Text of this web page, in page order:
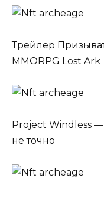
Трейлер
MMORPG Lost Ark
Project Windless
не точно